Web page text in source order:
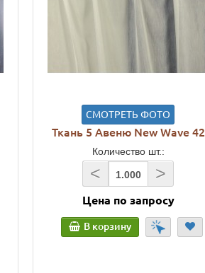
СМОТРЕТЬ ФОТО
Ткань 5 Авеню New Wave 42
Количество шт.:
< >
Цена по запросу
В корзину